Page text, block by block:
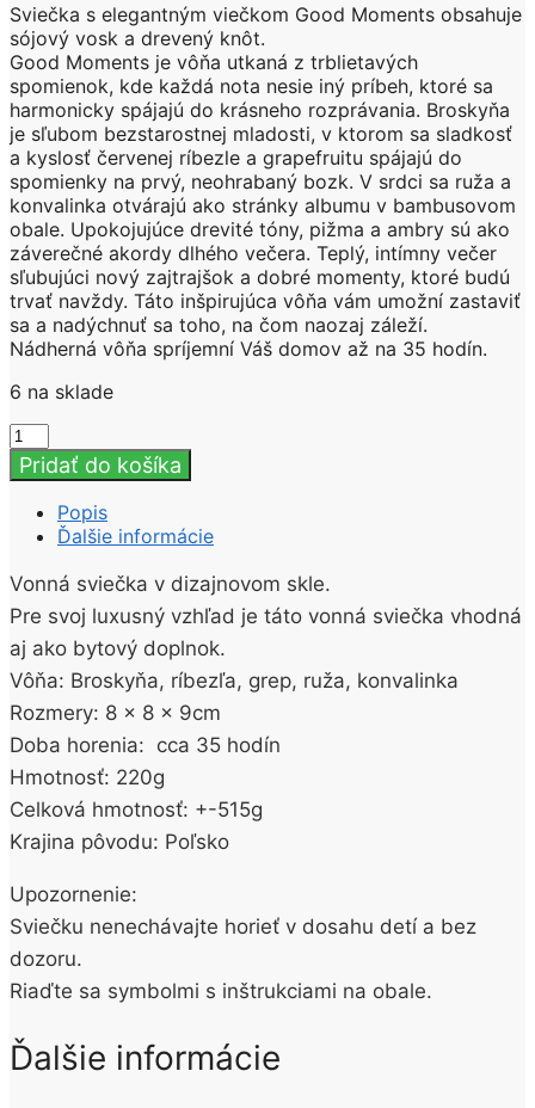
Sviečka s elegantným viečkom Good Moments obsahuje
sójový vosk a drevený knôt.
Good Moments je vôňa utkaná z trblietavých
spomienok, kde každá nota nesie iný príbeh, ktoré sa
harmonicky spájajú do krásneho rozprávania. Broskyňa
je sľubom bezstarostnej mladosti, v ktorom sa sladkosť
a kyslosť červenej ríbezle a grapefruitu spájajú do
spomienky na prvý, neohrabaný bozk. V srdci sa ruža a
konvalinka otvárajú ako stránky albumu v bambusovom
obale. Upokojujúce drevité tóny, pižma a ambry sú ako
záverečné akordy dlhého večera. Teplý, intímny večer
sľubujúci nový zajtrajšok a dobré momenty, ktoré budú
trvať navždy. Táto inšpirujúca vôňa vám umožní zastaviť
sa a nadýchnuť sa toho, na čom naozaj záleží.
Nádherná vôňa spríjemní Váš domov až na 35 hodín.
6 na sklade
množstvo
Luxusná
sviečka
Good
Moments
220g
Pridať do košíka
Popis
Ďalšie informácie
Vonná sviečka v dizajnovom skle.
Pre svoj luxusný vzhľad je táto vonná sviečka vhodná
aj ako bytový doplnok.
Vôňa: Broskyňa, ríbezľa, grep, ruža, konvalinka
Rozmery: 8 x 8 x 9cm
Doba horenia: cca 35 hodín
Hmotnosť: 220g
Celková hmotnosť: +-515g
Krajina pôvodu: Poľsko
Upozornenie:
Sviečku nenechávajte horieť v dosahu detí a bez
dozoru.
Riaďte sa symbolmi s inštrukciami na obale.
Ďalšie informácie